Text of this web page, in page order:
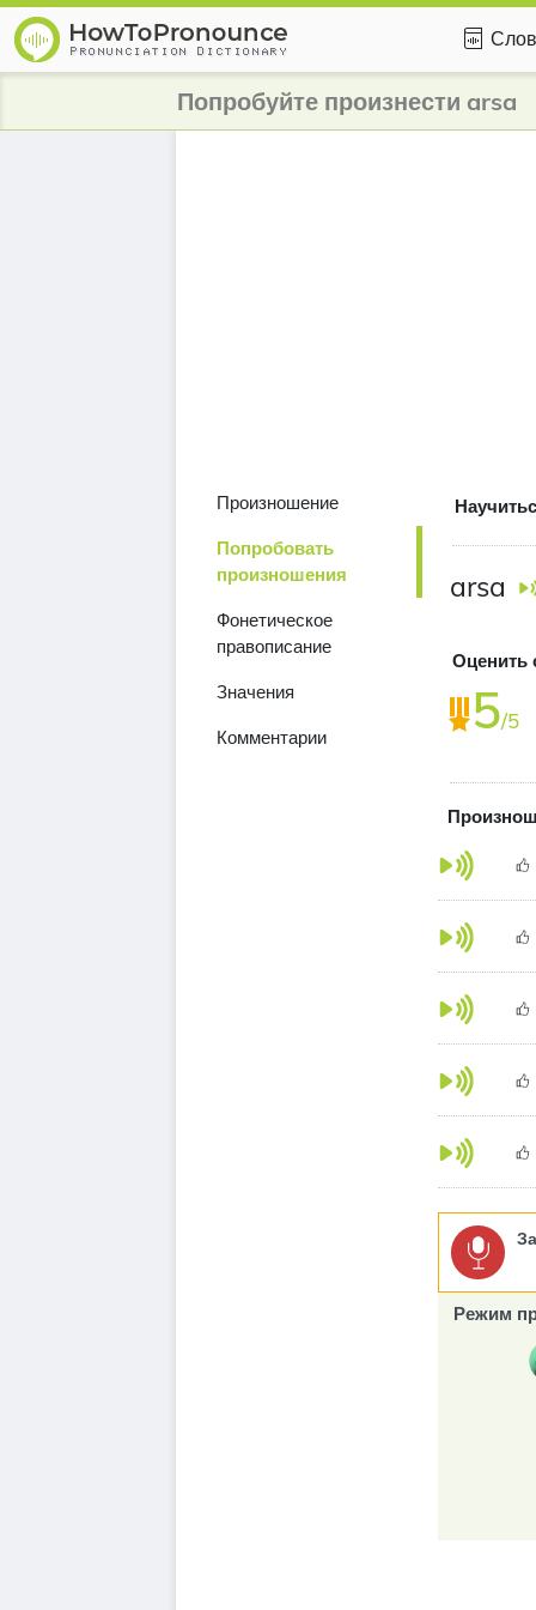
Попробуйте произнести arsa
Произношение
Попробовать
произношения
Фонетическое
правописание
Значения
Комментарии
arsa
Оценить
5/5
Режим